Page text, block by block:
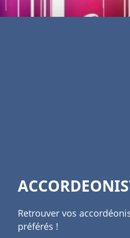
Retrouver vos
préférés !